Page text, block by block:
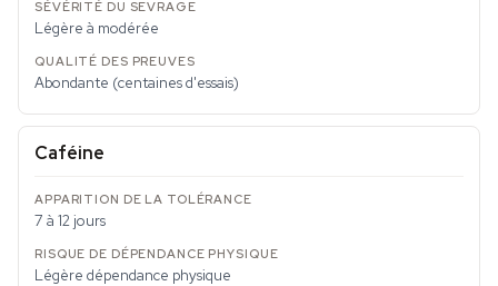
Légère à modérée
Abondante (centaines d'essais)
Caféine
7 à 12 jours
Légère dépendance physique